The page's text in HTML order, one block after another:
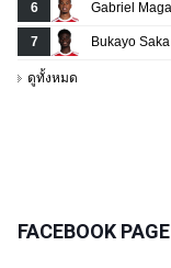
FACEBOOK PAGE